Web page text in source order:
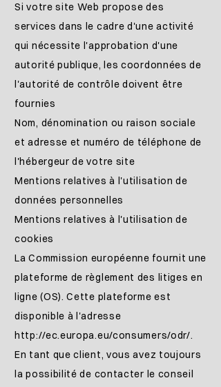
Si votre site Web propose des
services dans le cadre d'une activité
qui nécessite l'approbation d'une
autorité publique, les coordonnées de
l'autorité de contrôle doivent être
fournies
Nom, dénomination ou raison sociale
et adresse et numéro de téléphone de
l'hébergeur de votre site
Mentions relatives à l'utilisation de
données personnelles
Mentions relatives à l'utilisation de
cookies
La Commission européenne fournit une
plateforme de règlement des litiges en
ligne (OS). Cette plateforme est
disponible à l'adresse
http://ec.europa.eu/consumers/odr/.
En tant que client, vous avez toujours
la possibilité de contacter le conseil